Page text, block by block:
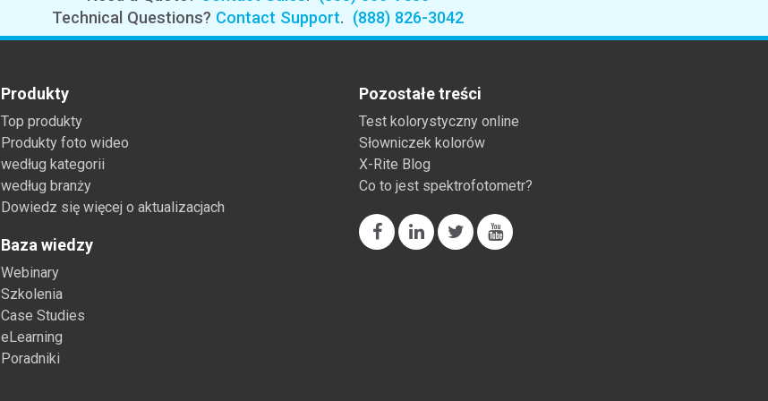
Branża papiernicza
Technical Questions? Contact Support. (888) 826-3042
Produkty
Top produkty
Produkty foto wideo
według kategorii
według branży
Dowiedz się więcej o aktualizacjach
Baza wiedzy
Webinary
Szkolenia
Case Studies
eLearning
Poradniki
Pozostałe treści
Test kolorystyczny online
Słowniczek kolorów
X-Rite Blog
Co to jest spektrofotometr?